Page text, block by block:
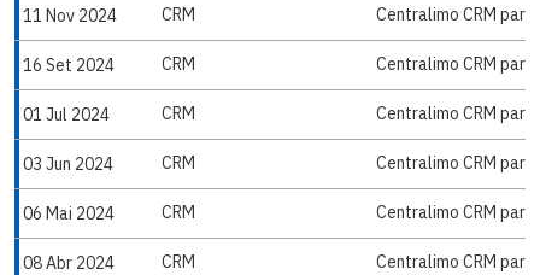
11 Nov 2024 CRM Centralimo CRM
16 Set 2024 CRM Centralimo CRM
01 Jul 2024 CRM Centralimo CRM
03 Jun 2024 CRM Centralimo CRM
06 Mai 2024 CRM Centralimo CRM
08 Abr 2024 CRM Centralimo CRM